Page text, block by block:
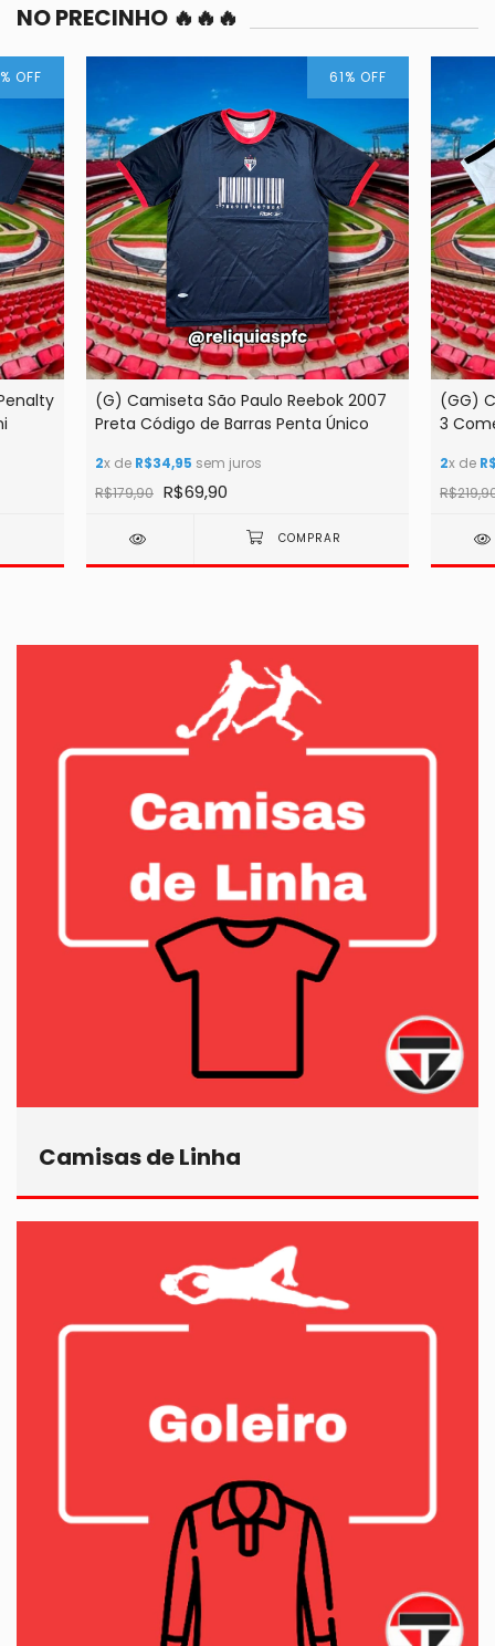
NO PRECINHO 🔥🔥🔥
% OFF 61% OFF
(G) Camiseta São Paulo Reebok 2007
Preta Código de Barras Penta Único
2x de R$34,95 sem juros
R$179,90 R$69,90
(GG)
3
2x de
Camisas de Linha